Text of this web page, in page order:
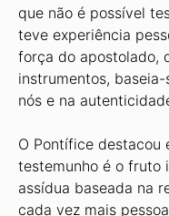
que não é possível
teve experiência
força do apostolado,
instrumentos,
nós e na
O Pontífice destacou
testemunho é o fruto
assídua baseada na
cada vez mais